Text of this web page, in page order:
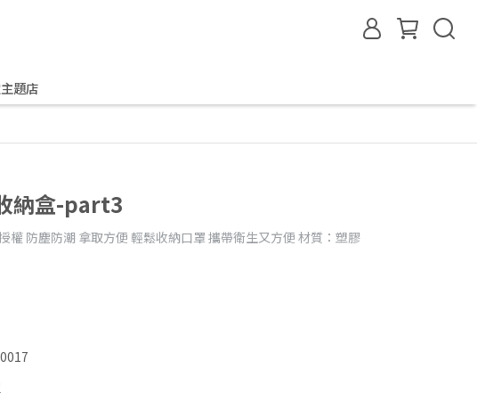
題店
納盒-part3
權 防塵防潮 拿取方便 輕鬆收納口罩 攜帶衛生又方便 材質：塑膠